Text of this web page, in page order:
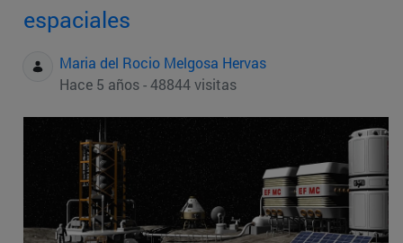
espaciales
Maria del Rocio Melgosa Hervas
Hace 5 años - 48844 visitas